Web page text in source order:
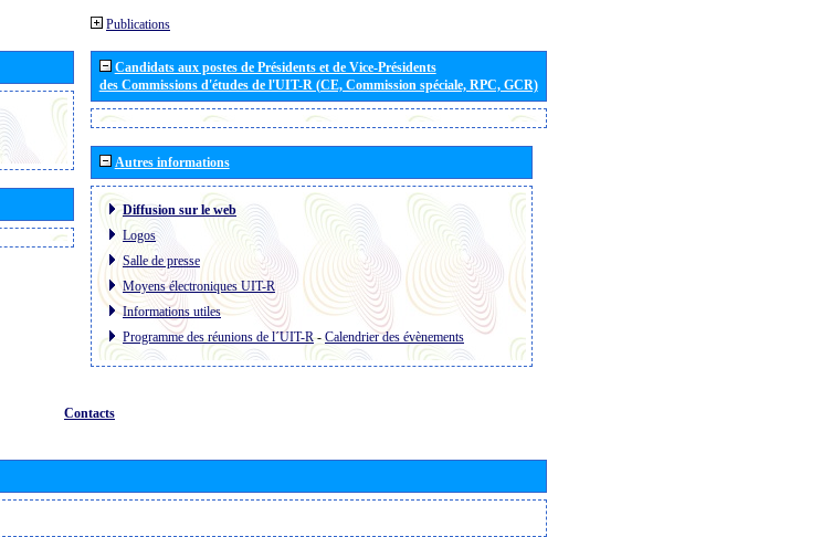
Publications
Candidats aux postes de Présidents et de Vice-Présidents
des Commissions d'études de l'UIT-R (CE, Commission spéciale, RPC, GCR)
Autres informations
Diffusion sur le web
Logos
Salle de presse
Moyens électroniques UIT-R
Informations utiles
Programme des réunions de l´UIT-R- Calendrier des évènements
Contacts